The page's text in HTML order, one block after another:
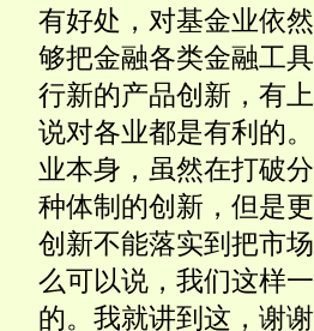
有好处，对基金业依
够把金融各类金融工
行新的产品创新，有
说对各业都是有利的
业本身，虽然在打破
种体制的创新，但是
创新不能落实到把市
么可以说，我们这样
的。我就讲到这，谢